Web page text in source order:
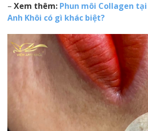
– Xem thêm: Phun môi Collagen
Anh Khôi có gì khác biệt?